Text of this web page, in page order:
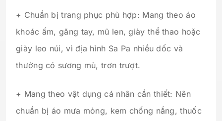
+ Chuẩn bị trang phục phù hợp: Mang theo áo
khoác ấm, găng tay, mũ len, giày thể thao hoặc
giày leo núi, vì địa hình Sa Pa nhiều dốc và
thường có sương mù, trơn trượt.
+ Mang theo vật dụng cá nhân cần thiết: Nên
chuẩn bị áo mưa mỏng, kem chống nắng, thuốc